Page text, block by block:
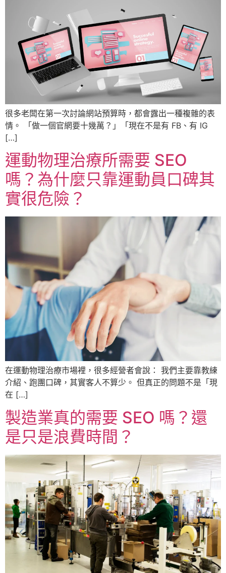
很多老闆在第一次討論網站預算時，都會露出一種複雜的表
情。 「做一個官網要十幾萬？」「現在不是有 FB、有 IG
[…]
運動物理治療所需要 SEO
嗎？為什麼只靠運動員口碑其
實很危險？
在運動物理治療市場裡，很多經營者會說： 我們主要靠教練
介紹、跑團口碑，其實客人不算少。 但真正的問題不是「現
在 […]
製造業真的需要 SEO 嗎？還
是只是浪費時間？